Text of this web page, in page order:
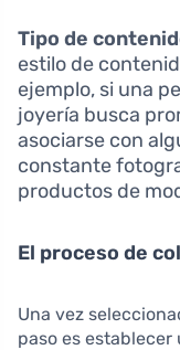
Tipo de
estilo de
ejemplo, si una
joyería busca
asociarse con
constante
productos de
El proceso de
Una vez
paso es